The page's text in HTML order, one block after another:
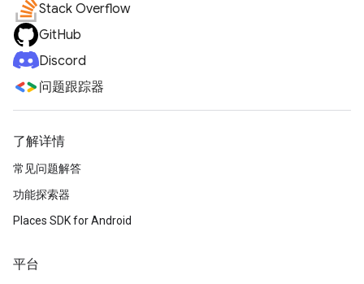
Stack Overflow
GitHub
Discord
问题跟踪器
了解详情
常见问题解答
功能探索器
Places SDK for Android
平台